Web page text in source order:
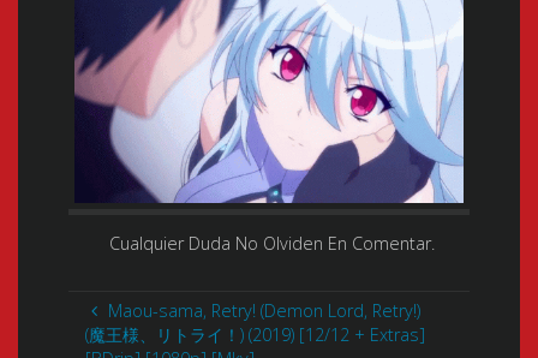
Cualquier Duda No Olviden En Comentar.
Maou-sama, Retry! (Demon Lord, Retry!)
(魔王様、リトライ！) (2019) [12/12 + Extras]